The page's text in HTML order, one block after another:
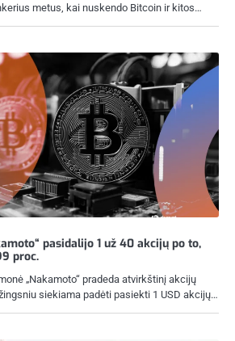
metus, kai nuskendo Bitcoin ir kitos…
pasidalijo 1 už 40 akcijų po to,
proc.
„Nakamoto“ pradeda atvirkštinį akcijų
siekiama padėti pasiekti 1 USD akcijų…